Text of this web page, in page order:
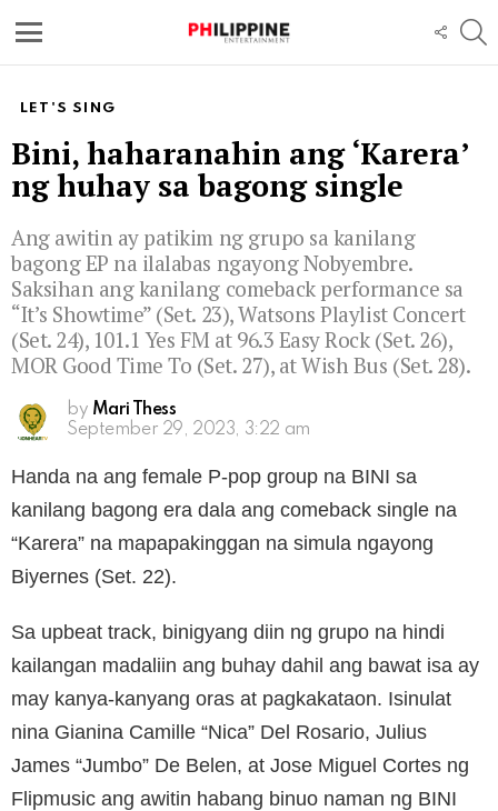
LET'S SING
Bini, haharanahin ang ‘Karera’
ng huhay sa bagong single
Ang awitin ay patikim ng grupo sa kanilang
bagong EP na ilalabas ngayong Nobyembre.
Saksihan ang kanilang comeback performance sa
“It’s Showtime” (Set. 23), Watsons Playlist Concert
(Set. 24), 101.1 Yes FM at 96.3 Easy Rock (Set. 26),
MOR Good Time To (Set. 27), at Wish Bus (Set. 28).
by Mari Thess
September 29, 2023, 3:22 am
Handa na ang female P-pop group na BINI sa
kanilang bagong era dala ang comeback single na
“Karera” na mapapakinggan na simula ngayong
Biyernes (Set. 22).
Sa upbeat track, binigyang diin ng grupo na hindi
kailangan madaliin ang buhay dahil ang bawat isa ay
may kanya-kanyang oras at pagkakataon. Isinulat
nina Gianina Camille “Nica” Del Rosario, Julius
James “Jumbo” De Belen, at Jose Miguel Cortes ng
Flipmusic ang awitin habang binuo naman ng BINI